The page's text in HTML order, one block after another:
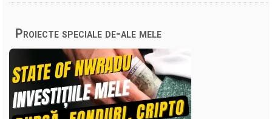
Proiecte speciale de-ale mele